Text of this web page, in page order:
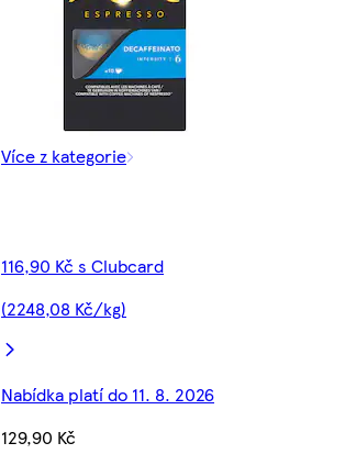
Více z kategorie
116,90 Kč s Clubcard
(2248,08 Kč/kg)
Nabídka platí do 11. 8. 2026
129,90 Kč